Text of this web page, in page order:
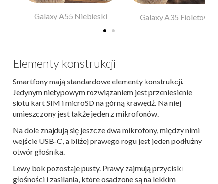
Galaxy A55 Niebieski Galaxy A35 Fioletowy
Elementy konstrukcji
Smartfony mają standardowe elementy konstrukcji.
Jedynym nietypowym rozwiązaniem jest przeniesienie
slotu kart SIM i microSD na górną krawędź. Na niej
umieszczony jest także jeden z mikrofonów.
Na dole znajdują się jeszcze dwa mikrofony, między nimi
wejście USB-C, a bliżej prawego rogu jest jeden podłużny
otwór głośnika.
Lewy bok pozostaje pusty. Prawy zajmują przyciski
głośności i zasilania, które osadzone są na lekkim